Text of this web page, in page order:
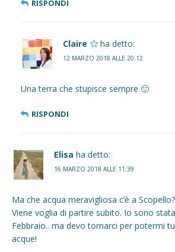
RISPONDI
Claire ha detto:
12 MARZO 2018 ALLE 20:12
Una terra che stupisce sempre 🙂
RISPONDI
Elisa ha detto:
16 MARZO 2018 ALLE 11:39
Ma che acqua meravigliosa c’è a
Viene voglia di partire subito. Io sono
Febbraio.. ma devo tornarci per potermi
acque!